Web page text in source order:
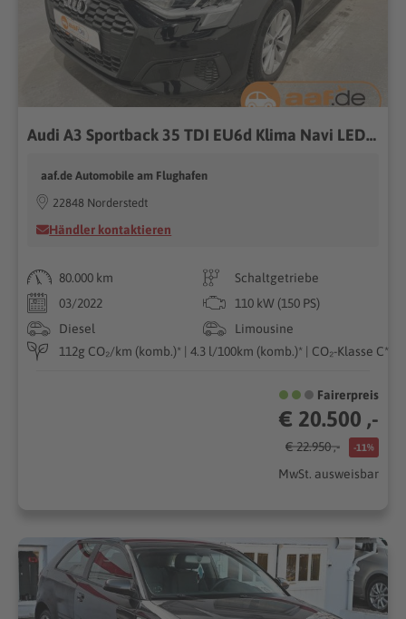
Audi A3 Sportback 35 TDI EU6d Klima Navi LED Virtual Cockpit
aaf.de Automobile am Flughafen
22848 Norderstedt
Händler kontaktieren
80.000 km
Schaltgetriebe
03/2022
110 kW (150 PS)
Diesel
Limousine
112g CO₂/km (komb.)* | 4.3 l/100km (komb.)* | CO₂-Klasse C*
Fairerpreis
€ 20.500 ,-
€ 22.950 ,- -11%
MwSt. ausweisbar